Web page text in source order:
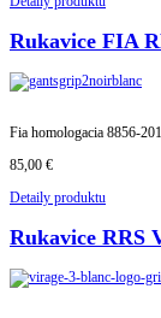
Rukavice FIA
Fia homologacia 8856-
85,00 €
Detaily produktu
Rukavice RRS